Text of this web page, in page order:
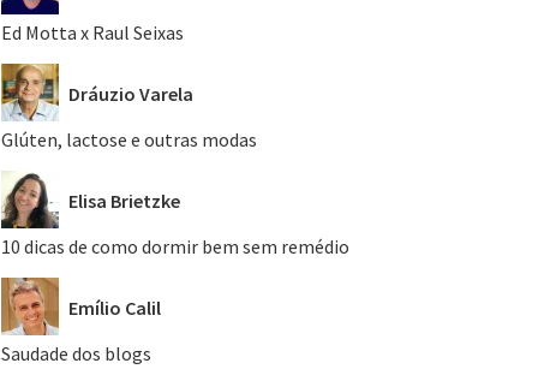
Ed Motta x Raul Seixas
Dráuzio Varela
Glúten, lactose e outras modas
Elisa Brietzke
10 dicas de como dormir bem sem remédio
Emílio Calil
Saudade dos blogs